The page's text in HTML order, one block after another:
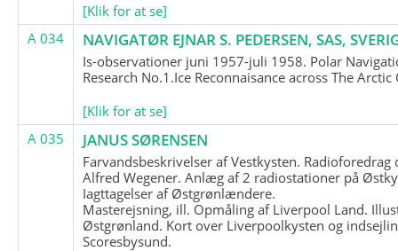
[Klik for at se]
A 034
NAVIGATØR EJNAR S. PEDERSEN, SAS,
Is-observationer juni 1957-juli 1958. Polar
Research No.1.Ice Reconnaisance across The Arctic
[Klik for at se]
A 035
JANUS SØRENSEN
Farvandsbeskrivelser af Vestkysten. Radioforedrag
Alfred Wegener. Anlæg af 2 radiostationer på
Iagttagelser af Østgrønlændere.
Masterejsning, ill. Opmåling af Liverpool Land.
Østgrønland. Kort over Liverpoolkysten og
Scoresbysund.